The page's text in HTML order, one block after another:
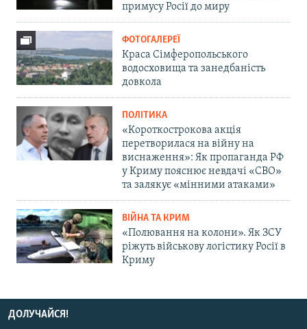
примусу Росії до миру
ФОТОГАЛЕРЕЇ
Краса Сімферопольського
водосховища та занедбаність
довкола
ПОЛІТИКА
«Короткострокова акція
перетворилася на війну на
виснаження»: Як пропаганда РФ
у Криму пояснює невдачі «СВО»
та залякує «мінними атаками»
ВІЙНА ТА КРИМ
«Полювання на колони». Як ЗСУ
ріжуть військову логістику Росії в
Криму
ДОЛУЧАЙСЯ!